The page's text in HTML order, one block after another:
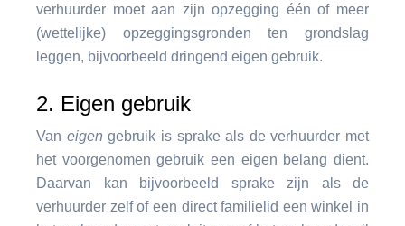
verhuurder moet aan zijn opzegging één of meer
(wettelijke) opzeggingsgronden ten grondslag
leggen, bijvoorbeeld dringend eigen gebruik.
2. Eigen gebruik
Van eigen gebruik is sprake als de verhuurder met
het voorgenomen gebruik een eigen belang dient.
Daarvan kan bijvoorbeeld sprake zijn als de
verhuurder zelf of een direct familielid een winkel in